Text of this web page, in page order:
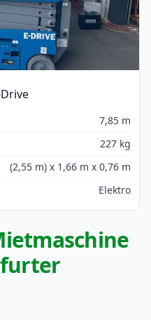
7,85 m
227 kg
(2,55 m) x 1,66 m x 0,76 m
Elektro